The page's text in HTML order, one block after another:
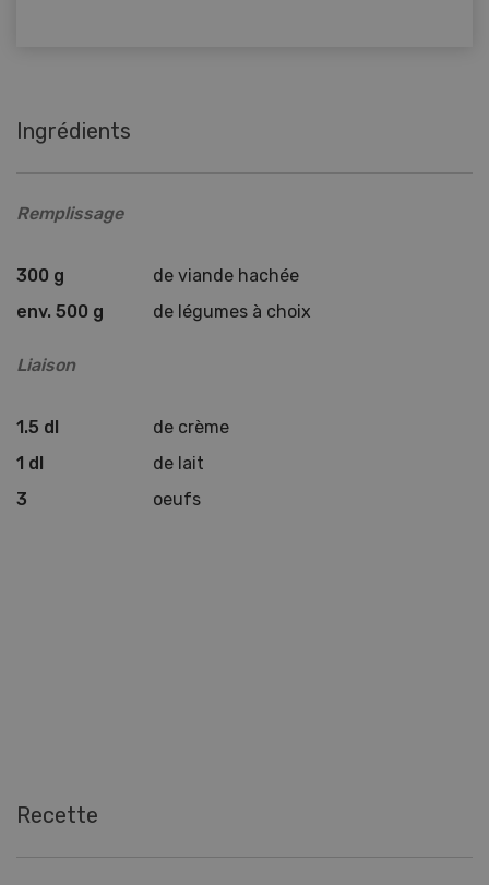
Ingrédients
Remplissage
300 g
de viande hachée
env. 500 g
de légumes à choix
Liaison
1.5 dl
de crème
1 dl
de lait
3
oeufs
Recette